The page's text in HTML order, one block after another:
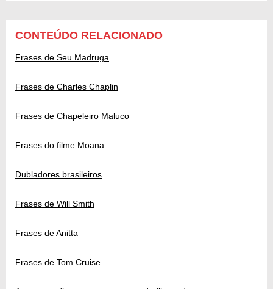
CONTEÚDO RELACIONADO
Frases de Seu Madruga
Frases de Charles Chaplin
Frases de Chapeleiro Maluco
Frases do filme Moana
Dubladores brasileiros
Frases de Will Smith
Frases de Anitta
Frases de Tom Cruise